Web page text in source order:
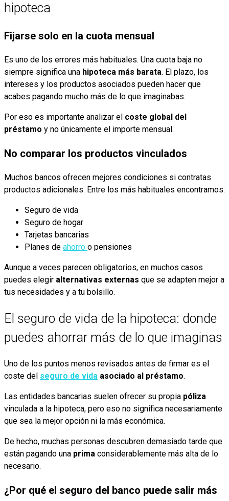
hipoteca
Fijarse solo en la cuota mensual
Es uno de los errores más habituales. Una cuota baja no
siempre significa una hipoteca más barata. El plazo, los
intereses y los productos asociados pueden hacer que
acabes pagando mucho más de lo que imaginabas.
Por eso es importante analizar el coste global del
préstamo y no únicamente el importe mensual.
No comparar los productos vinculados
Muchos bancos ofrecen mejores condiciones si contratas
productos adicionales. Entre los más habituales encontramos:
Seguro de vida
Seguro de hogar
Tarjetas bancarias
Planes de ahorro o pensiones
Aunque a veces parecen obligatorios, en muchos casos
puedes elegir alternativas externas que se adapten mejor a
tus necesidades y a tu bolsillo.
El seguro de vida de la hipoteca: donde
puedes ahorrar más de lo que imaginas
Uno de los puntos menos revisados antes de firmar es el
coste del seguro de vida asociado al préstamo.
Las entidades bancarias suelen ofrecer su propia póliza
vinculada a la hipoteca, pero eso no significa necesariamente
que sea la mejor opción ni la más económica.
De hecho, muchas personas descubren demasiado tarde que
están pagando una prima considerablemente más alta de lo
necesario.
¿Por qué el seguro del banco puede salir más